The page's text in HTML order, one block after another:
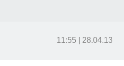
28.04.13 | 11:55